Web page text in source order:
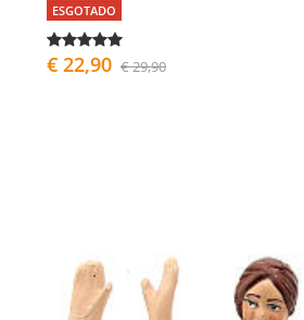
ESGOTADO
€ 22,90 € 29,90